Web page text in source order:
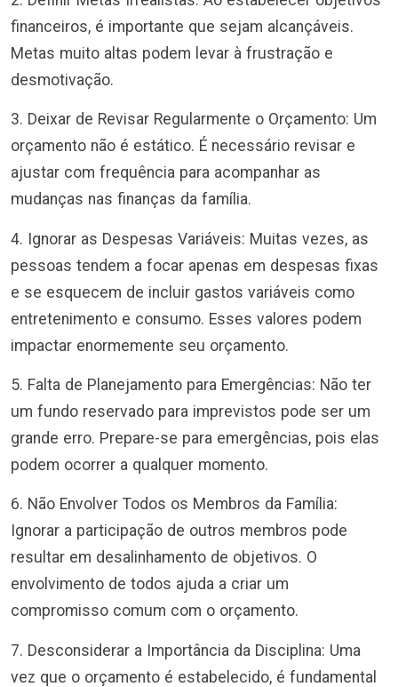
financeiros, é importante que sejam alcançáveis.
Metas muito altas podem levar à frustração e
desmotivação.
3. Deixar de Revisar Regularmente o Orçamento: Um
orçamento não é estático. É necessário revisar e
ajustar com frequência para acompanhar as
mudanças nas finanças da família.
4. Ignorar as Despesas Variáveis: Muitas vezes, as
pessoas tendem a focar apenas em despesas fixas
e se esquecem de incluir gastos variáveis como
entretenimento e consumo. Esses valores podem
impactar enormemente seu orçamento.
5. Falta de Planejamento para Emergências: Não ter
um fundo reservado para imprevistos pode ser um
grande erro. Prepare-se para emergências, pois elas
podem ocorrer a qualquer momento.
6. Não Envolver Todos os Membros da Família:
Ignorar a participação de outros membros pode
resultar em desalinhamento de objetivos. O
envolvimento de todos ajuda a criar um
compromisso comum com o orçamento.
7. Desconsiderar a Importância da Disciplina: Uma
vez que o orçamento é estabelecido, é fundamental